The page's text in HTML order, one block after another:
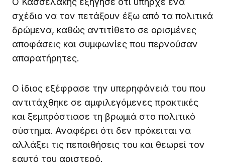
σχέδιο να τον πετάξουν έξω από τα πολιτικά
δρώμενα, καθώς αντιτίθετο σε ορισμένες
αποφάσεις και συμφωνίες που περνούσαν
απαρατήρητες.
Ο ίδιος εξέφρασε την υπερηφάνειά του που
αντιτάχθηκε σε αμφιλεγόμενες πρακτικές
και ξεμπρόστιασε τη βρωμιά στο πολιτικό
σύστημα. Αναφέρει ότι δεν πρόκειται να
αλλάξει τις πεποιθήσεις του και θεωρεί τον
εαυτό του αριστερό.